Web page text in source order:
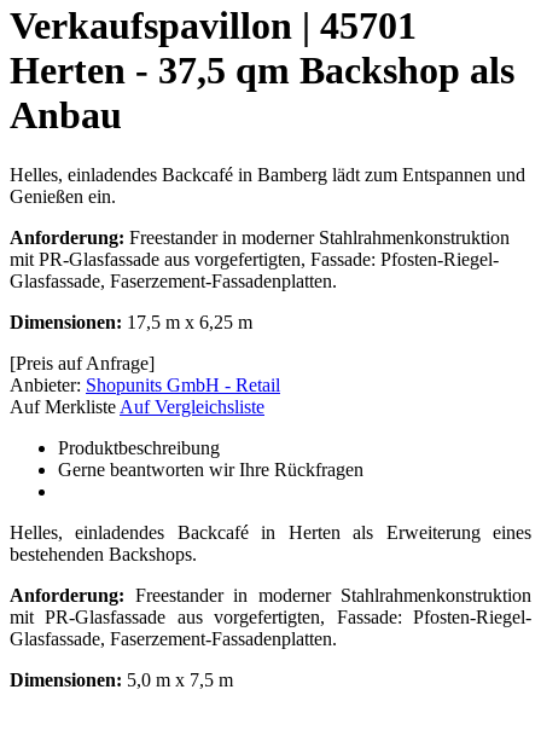
Verkaufspavillon | 45701
Herten - 37,5 qm Backshop als
Anbau
Helles, einladendes Backcafé in Bamberg lädt zum Entspannen und
Genießen ein.
Anforderung: Freestander in moderner Stahlrahmenkonstruktion
mit PR-Glasfassade aus vorgefertigten, Fassade: Pfosten-Riegel-
Glasfassade, Faserzement-Fassadenplatten.
Dimensionen: 17,5 m x 6,25 m
[Preis auf Anfrage]
Anbieter: Shopunits GmbH - Retail
Auf Merkliste Auf Vergleichsliste
Produktbeschreibung
Gerne beantworten wir Ihre Rückfragen
Helles, einladendes Backcafé in Herten als Erweiterung eines
bestehenden Backshops.
Anforderung: Freestander in moderner Stahlrahmenkonstruktion
mit PR-Glasfassade aus vorgefertigten, Fassade: Pfosten-Riegel-
Glasfassade, Faserzement-Fassadenplatten.
Dimensionen: 5,0 m x 7,5 m